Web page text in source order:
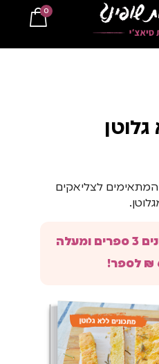
0
המתאימים לצליאקים
מבצע משתלם: קונים 3 ספרים ומעלה